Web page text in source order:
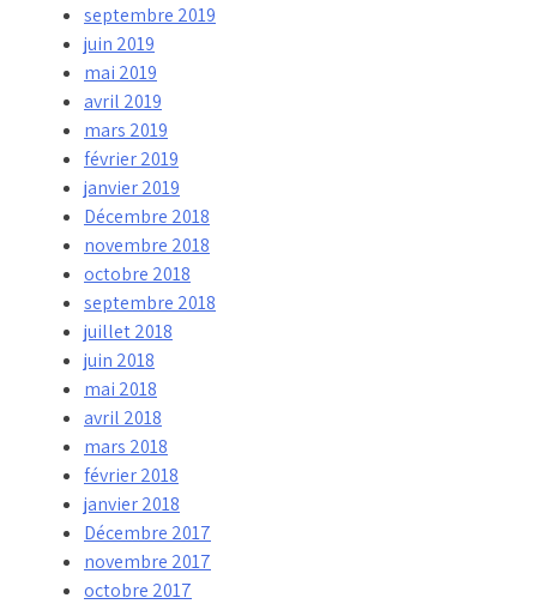
septembre 2019
juin 2019
mai 2019
avril 2019
mars 2019
février 2019
janvier 2019
Décembre 2018
novembre 2018
octobre 2018
septembre 2018
juillet 2018
juin 2018
mai 2018
avril 2018
mars 2018
février 2018
janvier 2018
Décembre 2017
novembre 2017
octobre 2017